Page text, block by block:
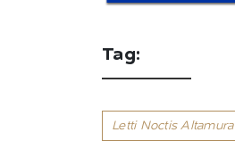
Tag:
Letti Noctis Altamura